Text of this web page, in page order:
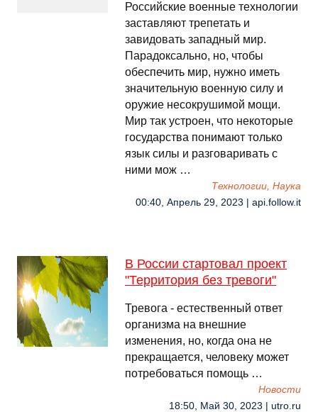
Российские военные технологии
заставляют трепетать и
завидовать западный мир.
Парадоксально, но, чтобы
обеспечить мир, нужно иметь
значительную военную силу и
оружие несокрушимой мощи.
Мир так устроен, что некоторые
государства понимают только
язык силы и разговаривать с
ними мож …
Технологии, Наука
00:40, Апрель 29, 2023 | api.follow.it
В России стартовал проект
"Территория без тревоги"
Тревога - естественный ответ
организма на внешние
изменения, но, когда она не
прекращается, человеку может
потребоваться помощь …
Новости
18:50, Май 30, 2023 | utro.ru